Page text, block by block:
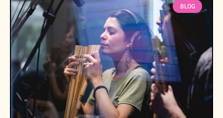
BLOG